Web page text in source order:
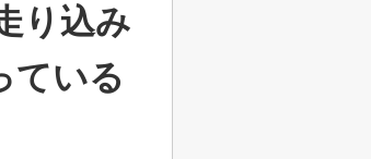
り込み
ている